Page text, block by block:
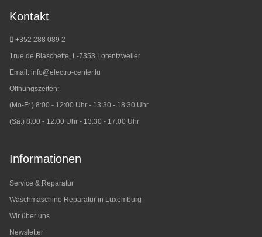
Kontakt
+352 288 089 2
1rue de Blaschette, L-7353 Lorentzweiler
Email: info@electro-center.lu
Öffnungszeiten:
(Mo-Fr.) 8:00 - 12:00 Uhr - 13:30 - 18:30 Uhr
(Sa.) 8:00 - 12:00 Uhr - 13:30 - 17:00 Uhr
Informationen
Service & Reparatur
Waschmaschine Reparatur in Luxemburg
Wir über uns
Newsletter